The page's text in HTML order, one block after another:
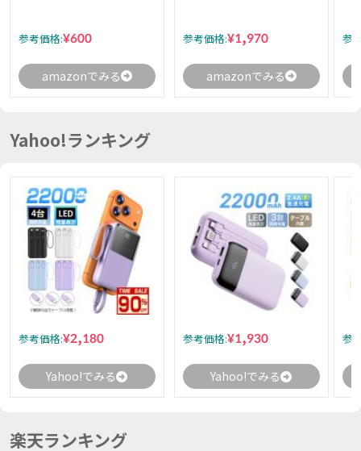
参考価格:¥600
amazonでみる
参考価格:¥1,970
amazonでみる
参
Yahoo!ランキング
参考価格:¥2,180
Yahoo!でみる
参考価格:¥1,930
Yahoo!でみる
参
楽天ランキング